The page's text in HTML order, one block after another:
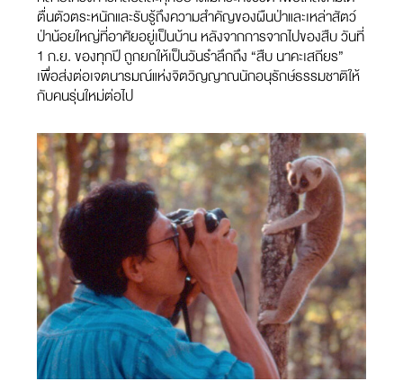
ตื่นตัวตระหนักและรับรู้ถึงความสำคัญของผืนป่าและเหล่าสัตว์
ป่าน้อยใหญ่ที่อาศัยอยู่เป็นบ้าน หลังจากการจากไปของสืบ วันที่
1 ก.ย. ของทุกปี ถูกยกให้เป็นวันรำลึกถึง “สืบ นาคะเสถียร”
เพื่อส่งต่อเจตนารมณ์แห่งจิตวิญญาณนักอนุรักษ์ธรรมชาติให้
กับคนรุ่นใหม่ต่อไป